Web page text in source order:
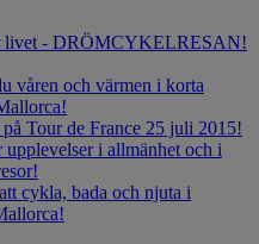
livet - DRÖMCYKELRESAN!
våren och värmen i korta
Tour de France 25 juli 2015!
i allmänhet och i
cykla, bada och njuta i